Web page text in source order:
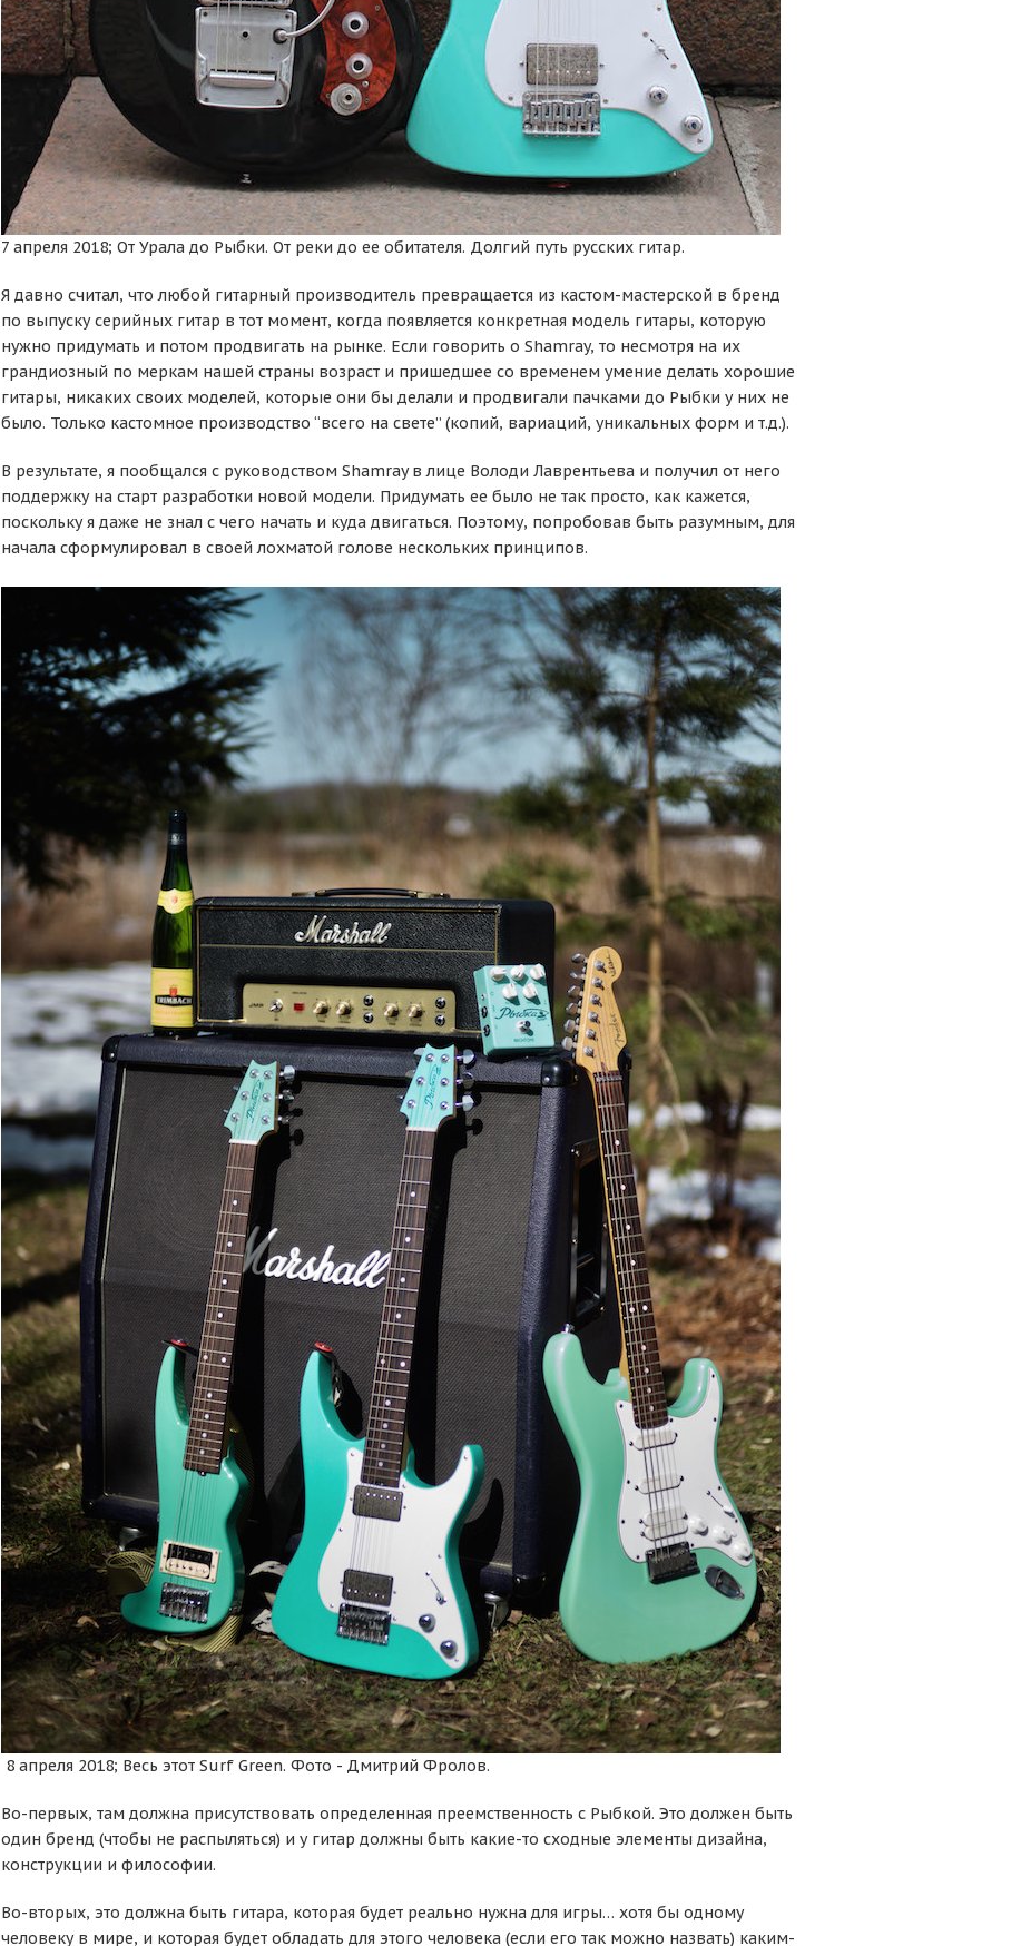
7 апреля 2018; От Урала до Рыбки. От реки до ее обитателя. Долгий путь русских гитар.
Я давно считал, что любой гитарный производитель превращается из кастом-мастерской в бренд
по выпуску серийных гитар в тот момент, когда появляется конкретная модель гитары, которую
нужно придумать и потом продвигать на рынке. Если говорить о Shamray, то несмотря на их
грандиозный по меркам нашей страны возраст и пришедшее со временем умение делать хорошие
гитары, никаких своих моделей, которые они бы делали и продвигали пачками до Рыбки у них не
было. Только кастомное производство “всего на свете” (копий, вариаций, уникальных форм и т.д.).
В результате, я пообщался с руководством Shamray в лице Володи Лаврентьева и получил от него
поддержку на старт разработки новой модели. Придумать ее было не так просто, как кажется,
поскольку я даже не знал с чего начать и куда двигаться. Поэтому, попробовав быть разумным, для
начала сформулировал в своей лохматой голове нескольких принципов.
8 апреля 2018; Весь этот Surf Green. Фото - Дмитрий Фролов.
Во-первых, там должна присутствовать определенная преемственность с Рыбкой. Это должен быть
один бренд (чтобы не распыляться) и у гитар должны быть какие-то сходные элементы дизайна,
конструкции и философии.
Во-вторых, это должна быть гитара, которая будет реально нужна для игры… хотя бы одному
человеку в мире, и которая будет обладать для этого человека (если его так можно назвать) каким-